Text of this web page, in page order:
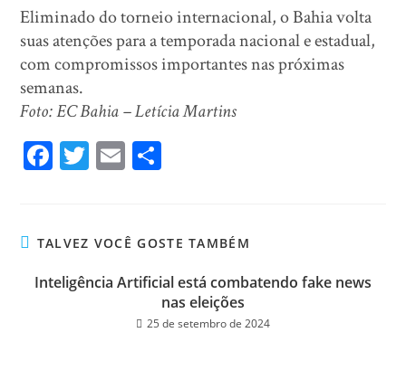
Eliminado do torneio internacional, o Bahia volta
suas atenções para a temporada nacional e estadual,
com compromissos importantes nas próximas
semanas.
Foto: EC Bahia – Letícia Martins
Fa
ok
T
er
E
TALVEZ VOCÊ GOSTE TAMBÉM
Inteligência Artificial está combatendo fake news
nas eleições
25 de setembro de 2024